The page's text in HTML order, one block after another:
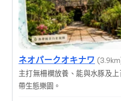
ネオパークオキナワ
主打無柵欄放養、能與水豚及
帶生態樂園。